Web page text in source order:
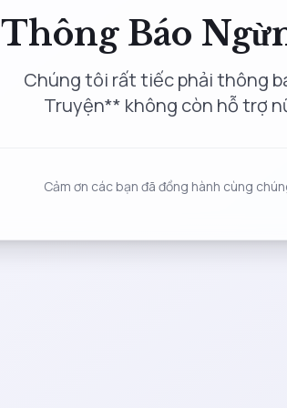
Thông Báo
Chúng tôi rất tiếc phải thông
Truyện** không còn hỗ trợ
Cảm ơn các bạn đã đồng hành cùng